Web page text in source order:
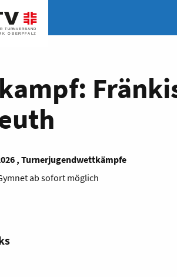
, Turnerjugendwettkämpfe
ab sofort möglich